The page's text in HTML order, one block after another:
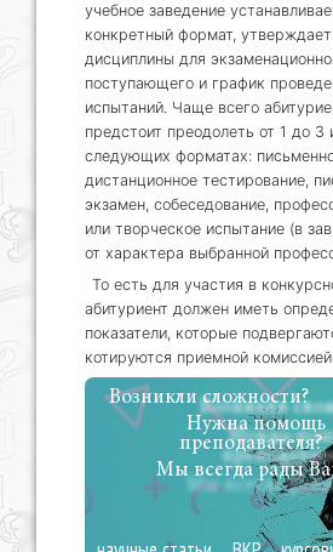
учебное заведение
конкретный формат, утверждает
дисциплины для
поступающего и график
испытаний. Чаще всего
предстоит преодолеть от 1 до 3
следующих форматах:
дистанционное тестирование,
экзамен, собеседование,
или творческое испытание (в
от характера выбранной
То есть для участия в
абитуриент должен иметь
показатели, которые
котируются приемной комиссией
Возникли сложности?
Нужна помощь
преподавателя?
Мы всегда рады